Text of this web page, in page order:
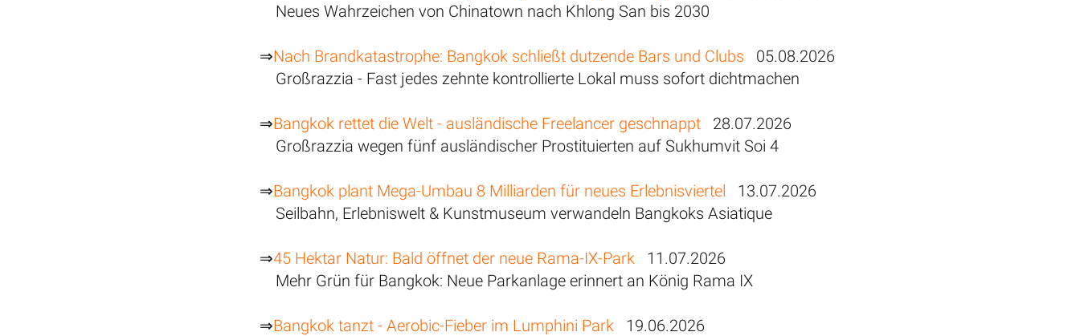
Neues Wahrzeichen von Chinatown nach Khlong San bis 2030
⇒Nach Brandkatastrophe: Bangkok schließt dutzende Bars und Clubs 05.08.2026
Großrazzia - Fast jedes zehnte kontrollierte Lokal muss sofort dichtmachen
⇒Bangkok rettet die Welt - ausländische Freelancer geschnappt 28.07.2026
Großrazzia wegen fünf ausländischer Prostituierten auf Sukhumvit Soi 4
⇒Bangkok plant Mega-Umbau 8 Milliarden für neues Erlebnisviertel 13.07.2026
Seilbahn, Erlebniswelt & Kunstmuseum verwandeln Bangkoks Asiatique
⇒45 Hektar Natur: Bald öffnet der neue Rama-IX-Park 11.07.2026
Mehr Grün für Bangkok: Neue Parkanlage erinnert an König Rama IX
⇒Bangkok tanzt - Aerobic-Fieber im Lumphini Park 19.06.2026